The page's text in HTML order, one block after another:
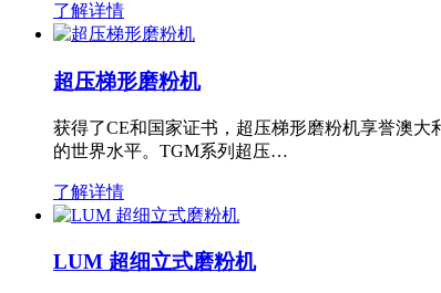
了解详情
超压梯形磨粉机
获得了CE和国家证书，超压梯形磨粉机享誉澳
的世界水平。TGM系列超压…
了解详情
LUM 超细立式磨粉机